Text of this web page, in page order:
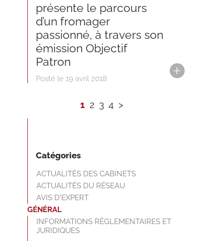
présente le parcours
d’un fromager
passionné, à travers son
émission Objectif
Patron
Posté le 19 avril 2018
1 2 3 4 >
Catégories
ACTUALITÉS DES CABINETS
ACTUALITÉS DU RÉSEAU
AVIS D'EXPERT
GÉNÉRAL
INFORMATIONS RÈGLEMENTAIRES ET
JURIDIQUES